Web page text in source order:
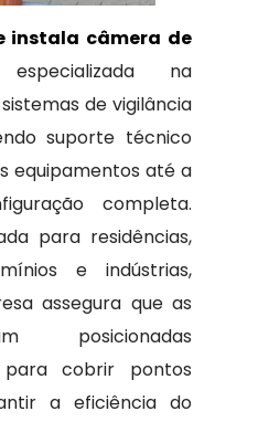
instala câmera de
na
de vigilância
suporte técnico
equipamentos até a
completa.
para residências,
e indústrias,
assegura que as
posicionadas
para cobrir pontos
a eficiência do